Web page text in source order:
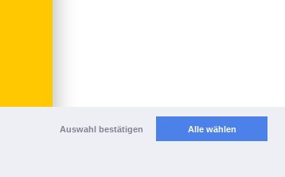
Auswahl bestätigen Alle wählen